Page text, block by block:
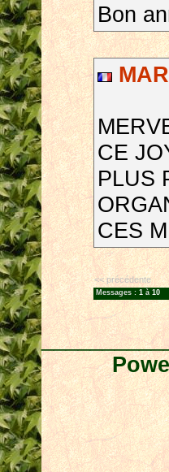
Bon
CE
PLUS
CES
<< précédente
Messages : 1 à 10